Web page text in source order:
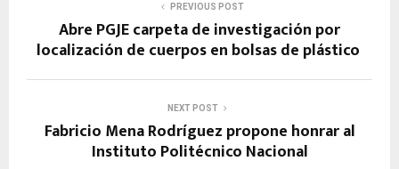
PREVIOUS POST
Abre PGJE carpeta de investigación por
localización de cuerpos en bolsas de plástico
NEXT POST
Fabricio Mena Rodríguez propone honrar al
Instituto Politécnico Nacional